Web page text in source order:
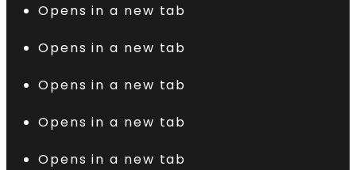
Opens in a new tab
Opens in a new tab
Opens in a new tab
Opens in a new tab
Opens in a new tab